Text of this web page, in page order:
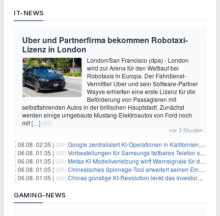
IT-NEWS
Uber und Partnerfirma bekommen Robotaxi-
Lizenz in London
London/San Francisco (dpa) - London
wird zur Arena für den Wettlauf bei
Robotaxis in Europa. Der Fahrdienst-
Vermittler Uber und sein Software-Partner
Wayve erhielten eine erste Lizenz für die
Beförderung von Passagieren mit
selbstfahrenden Autos in der britischen Hauptstadt. Zunächst
werden einige umgebaute Mustang-Elektroautos von Ford noch
mit[…] (00)
vor 3 Stunden
06.08. 02:35 | (00) Google zentralisiert KI-Operationen in Kalifornien, um Rivale Anthropic und OpenAI zu überholen
06.08. 01:35 | (00) Vorbestellungen für Samsungs faltbares Telefon steigen um 30 % in einem wettbewerbsintensiven Markt
06.08. 01:35 | (00) Metas KI-Modellverletzung wirft Warnsignale für die Technologieaufsicht auf
06.08. 01:05 | (00) Chinesisches Spionage-Tool erweitert seinen Einfluss auf 13 Länder und weckt Sicherheitsbedenken
06.08. 01:05 | (00) Chinas günstige KI-Revolution lenkt das Investoreninteresse auf Internet-Riesen
GAMING-NEWS